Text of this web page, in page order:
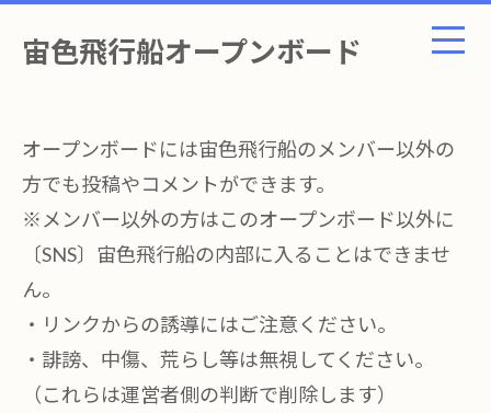
宙色飛行船オープンボード
オープンボードには宙色飛行船のメンバー以外の
方でも投稿やコメントができます。
※メンバー以外の方はこのオープンボード以外に
〔SNS〕宙色飛行船の内部に入ることはできませ
ん。
・リンクからの誘導にはご注意ください。
・誹謗、中傷、荒らし等は無視してください。
（これらは運営者側の判断で削除します）